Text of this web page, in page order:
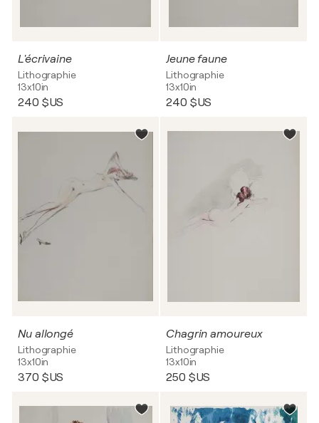
L'écrivaine
Lithographie
13x10in
240 $US
Jeune faune
Lithographie
13x10in
240 $US
Nu allongé
Lithographie
13x10in
370 $US
Chagrin amoureux
Lithographie
13x10in
250 $US